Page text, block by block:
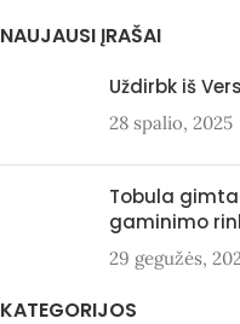
NAUJAUSI ĮRAŠAI
Uždirbk iš
28 spalio, 2025
Tobula
gaminimo
29 gegužės,
KATEGORIJOS